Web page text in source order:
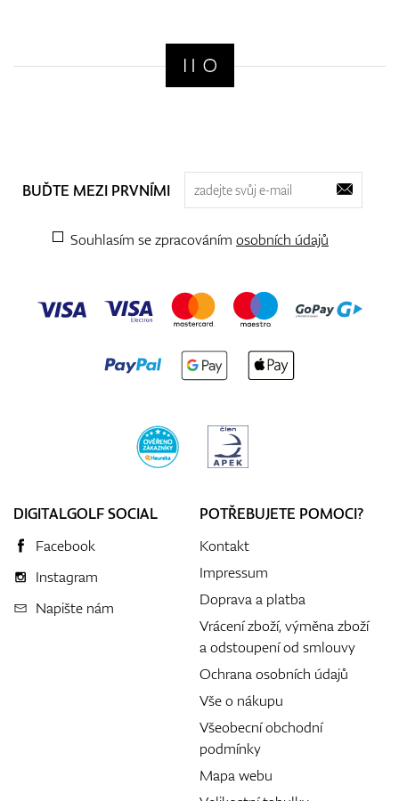
BUĎTE MEZI PRVNÍMI
Souhlasím se zpracováním osobních údajů
DIGITALGOLF SOCIAL
Facebook
Instagram
Napište nám
POTŘEBUJETE POMOCI?
Kontakt
Impressum
Doprava a platba
Vrácení zboží, výměna zboží
a odstoupení od smlouvy
Ochrana osobních údajů
Vše o nákupu
Všeobecní obchodní
podmínky
Mapa webu